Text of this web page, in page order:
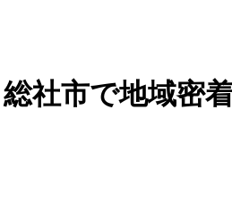
社市で地域密